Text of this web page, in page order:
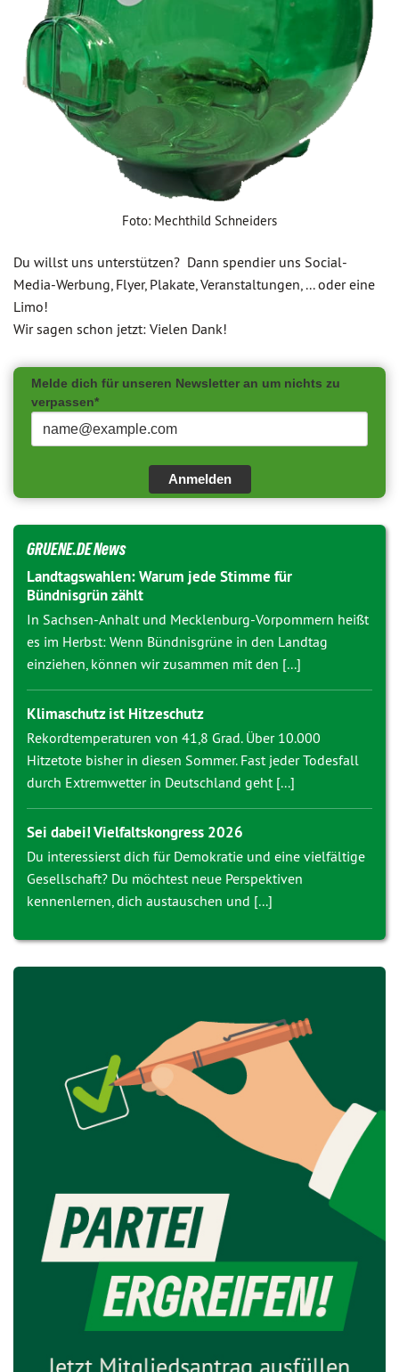
Foto: Mechthild Schneiders
Du willst uns unterstützen? Dann spendier uns Social-
Media-Werbung, Flyer, Plakate, Veranstaltungen, ... oder eine
Limo!
Wir sagen schon jetzt: Vielen Dank!
Melde dich für unseren Newsletter an um nichts zu
verpassen*
Anmelden
GRUENE.DE News
Landtagswahlen: Warum jede Stimme für
Bündnisgrün zählt
In Sachsen-Anhalt und Mecklenburg-Vorpommern heißt
es im Herbst: Wenn Bündnisgrüne in den Landtag
einziehen, können wir zusammen mit den [...]
Klimaschutz ist Hitzeschutz
Rekordtemperaturen von 41,8 Grad. Über 10.000
Hitzetote bisher in diesen Sommer. Fast jeder Todesfall
durch Extremwetter in Deutschland geht [...]
Sei dabei! Vielfaltskongress 2026
Du interessierst dich für Demokratie und eine vielfältige
Gesellschaft? Du möchtest neue Perspektiven
kennenlernen, dich austauschen und [...]